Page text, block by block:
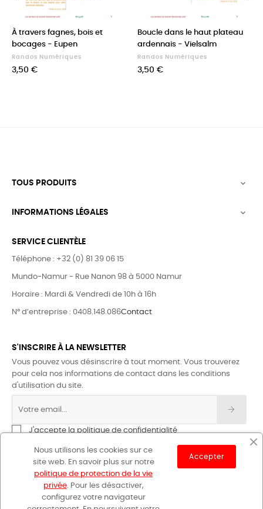
À travers fagnes, bois et
bocages - Eupen
Randos Numériques
Prix
3,50 €
Boucle dans le haut plateau
ardennais - Vielsalm
Randos Numériques
Prix
3,50 €
TOUS PRODUITS 
INFORMATIONS LÉGALES 
SERVICE CLIENTÈLE
Téléphone : +32 (0) 81 39 06 15
Mundo-Namur - Rue Nanon 98 à 5000 Namur
Horaire : Mardi & Vendredi de 10h à 16h
N° d’entreprise : 0408.148.086Contact
S'INSCRIRE À LA NEWSLETTER
Vous pouvez vous désinscrire à tout moment. Vous trouverez
pour cela nos informations de contact dans les conditions
d'utilisation du site.
J'accepte la politique de confidentialité
Nous utilisons les cookies sur ce
site web. En savoir plus sur notre
politique de protection de la vie
privée. Pour les désactiver,
configurez votre navigateur
Accepter